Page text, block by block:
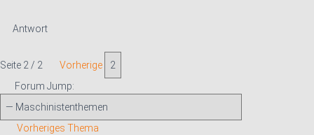
Antwort
Seite 2 / 2
Vorherige
Forum Jump:
Vorheriges Thema